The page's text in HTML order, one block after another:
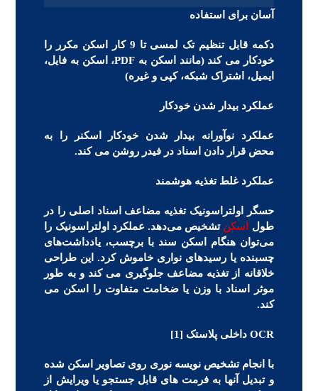
آسان برای استفاده
دکمه قابل تنظیم تک لمسی تا 9 کار اسکن مکرر را
خودکار می کند (مانند اسکن به PDF، اسکن به فایل،
ایمیل، اشتراک شبکه، کپی و غیره)
عملکرد بیدار شدن خودکار
عملکرد نوآورانه بیدار شدن خودکار اسکنر را به
محض قرار دادن اسناد در فیدر روشن می کند.
عملکرد غلط تغذیه هوشمند
حسگر اولتراسونیک تغذیه مضاعف اسناد اصلی را در
طول
اسکن تشخیص می‌دهد. عملکرد اولتراسونیک را
می‌توان هنگام اسکن سند با برچسب، یادداشت‌های
چسبنده یا رسیدهای نواری خاموش کرد. این طراحی
خلاقانه از تغذیه مضاعف جلوگیری می کند و به طور
موثر اسناد با وزن یا ضخامت متفاوت را اسکن می
کند.
OCR داخلی پلاستک [1]
با انجام تشخیص نویسه نوری روی تصاویر اسکن شده
و تبدیل آنها به فرمت های قابل جستجو یا ویرایش از